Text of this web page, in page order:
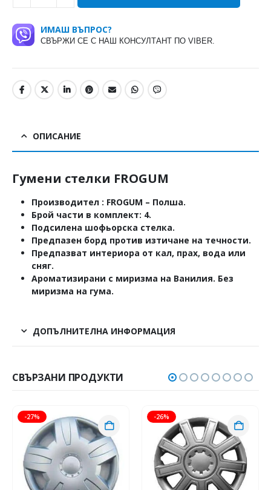
ИМАШ ВЪПРОС?
СВЪРЖИ СЕ С НАШ КОНСУЛТАНТ ПО VIBER.
ОПИСАНИЕ
Гумени стелки FROGUM
Производител : FROGUM – Полша.
Брой части в комплект: 4.
Подсилена шофьорска стелка.
Предпазен борд против изтичане на течности.
Предпазват интериора от кал, прах, вода или
сняг.
Ароматизирани с миризма на Ванилия. Без
миризма на гума.
ДОПЪЛНИТЕЛНА ИНФОРМАЦИЯ
СВЪРЗАНИ ПРОДУКТИ
-27% -26%